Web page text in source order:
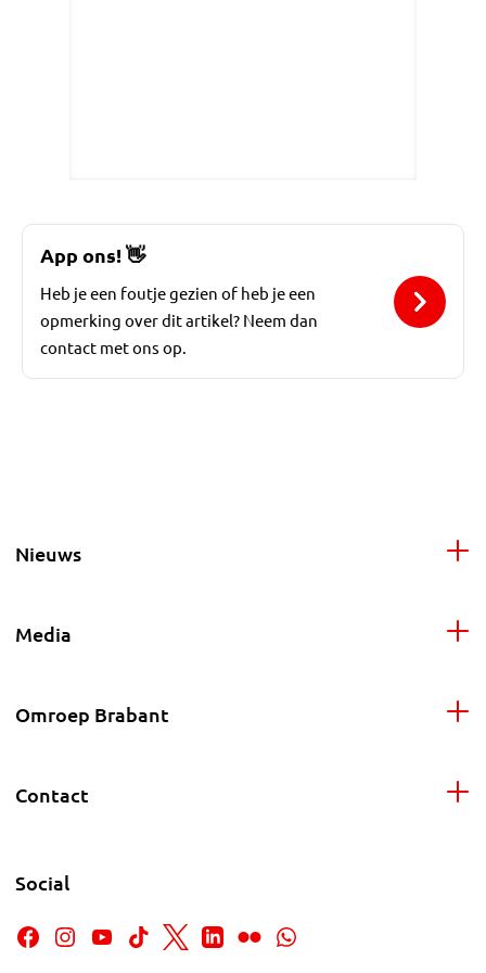
App ons!👋
Heb je een foutje gezien of heb je een
opmerking over dit artikel? Neem dan
contact met ons op.
Nieuws
Media
Omroep Brabant
Contact
Social